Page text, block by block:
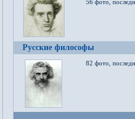
56 фото,
Русские философы
82 фото,